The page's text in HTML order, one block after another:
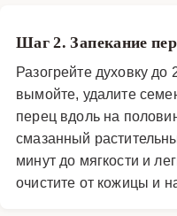
Шаг 2. Запекание
Разогрейте духовку
вымойте, удалите
перец вдоль на
смазанный
минут до мягкости и
очистите от кожицы и